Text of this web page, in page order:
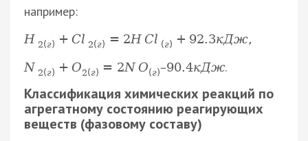
например:
H 2(г) + Cl 2(г) = 2H Cl (г) + 92.3кДж,
N 2(г) + О2(г) = 2N O(г)–90.4кДж.
Классификация химических реакций по
агрегатному состоянию реагирующих
веществ (фазовому составу)